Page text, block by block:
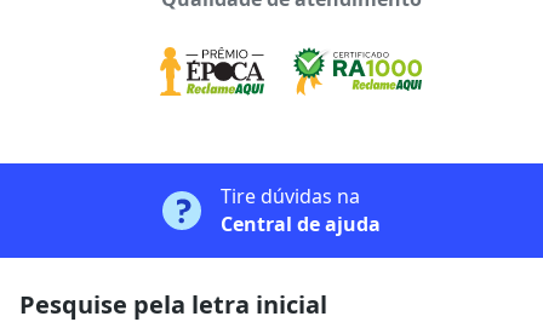
Tire dúvidas na
Central de ajuda
Pesquise pela letra inicial